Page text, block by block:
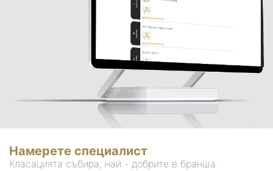
Намерете специалист
Класацията събира, най - добрите в бранша.